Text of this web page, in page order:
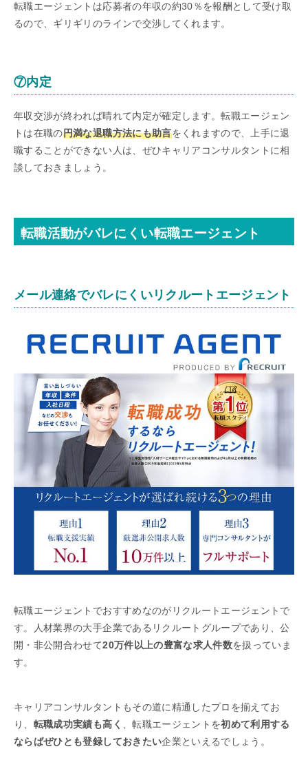
転職エージェントは応募者の年収の約30％を報酬として受け取
るので、ギリギリのラインで交渉してくれます。
⑦内定
年収交渉が終われば晴れて内定が確定します。転職エージェン
トは在職の円満な退職方法にも助言をくれますので、上手に退
職することができない人は、ぜひキャリアコンサルタントに相
談しておきましょう。
転職活動がバレにくい転職エージェント
メール連絡でバレにくいリクルートエージェント
転職エージェントでおすすめなのがリクルートエージェントで
す。人材業界の大手企業であるリクルートグループであり、公
開・非公開合わせて20万件以上の豊富な求人件数を扱っていま
す。
キャリアコンサルタントもその道に精通したプロを揃えてお
り、 転職成功実績も高く 、転職エージェントを初めて利用する
ならばぜひとも登録しておきたい企業といえるでしょう。